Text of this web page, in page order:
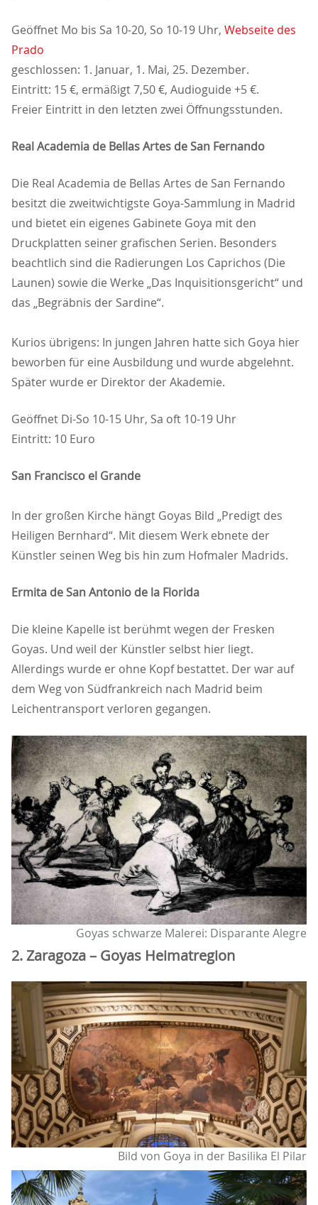
Geöffnet Mo bis Sa 10-20, So 10-19 Uhr, Webseite des
Prado
geschlossen: 1. Januar, 1. Mai, 25. Dezember.
Eintritt: 15 €, ermäßigt 7,50 €, Audioguide +5 €.
Freier Eintritt in den letzten zwei Öffnungsstunden.
Real Academia de Bellas Artes de San Fernando
Die Real Academia de Bellas Artes de San Fernando
besitzt die zweitwichtigste Goya-Sammlung in Madrid
und bietet ein eigenes Gabinete Goya mit den
Druckplatten seiner grafischen Serien. Besonders
beachtlich sind die Radierungen Los Caprichos (Die
Launen) sowie die Werke „Das Inquisitionsgericht“ und
das „Begräbnis der Sardine“.
Kurios übrigens: In jungen Jahren hatte sich Goya hier
beworben für eine Ausbildung und wurde abgelehnt.
Später wurde er Direktor der Akademie.
Geöffnet Di-So 10-15 Uhr, Sa oft 10-19 Uhr
Eintritt: 10 Euro
San Francisco el Grande
In der großen Kirche hängt Goyas Bild „Predigt des
Heiligen Bernhard“. Mit diesem Werk ebnete der
Künstler seinen Weg bis hin zum Hofmaler Madrids.
Ermita de San Antonio de la Florida
Die kleine Kapelle ist berühmt wegen der Fresken
Goyas. Und weil der Künstler selbst hier liegt.
Allerdings wurde er ohne Kopf bestattet. Der war auf
dem Weg von Südfrankreich nach Madrid beim
Leichentransport verloren gegangen.
Goyas schwarze Malerei: Disparante Alegre
2. Zaragoza – Goyas Heimatregion
Bild von Goya in der Basilika El Pilar